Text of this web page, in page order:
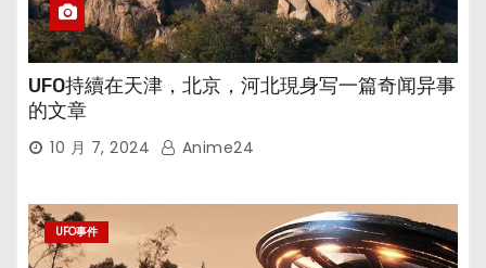
UFO持續在天津，北京，河北現身写一篇奇闻异事
的文章
10 月 7, 2024 Anime24
UFO事件